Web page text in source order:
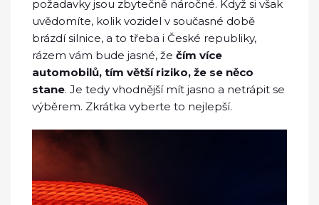
požadavky jsou zbytečně náročné. Když si však
uvědomíte, kolik vozidel v současné době
brázdí silnice, a to třeba i České republiky,
rázem vám bude jasné, že čím více
automobilů, tím větší riziko, že se něco
stane. Je tedy vhodnější mít jasno a netrápit se
výběrem. Zkrátka vyberte to nejlepší.